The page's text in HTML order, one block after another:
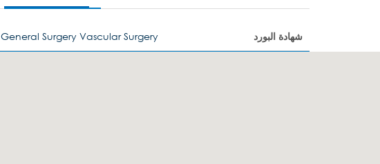
شهادة البورد General Surgery Vascular Surgery